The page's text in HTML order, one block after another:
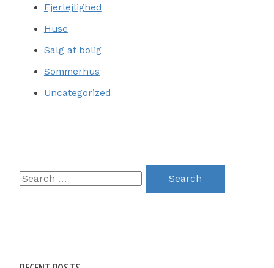
Ejerlejlighed
Huse
Salg af bolig
Sommerhus
Uncategorized
S